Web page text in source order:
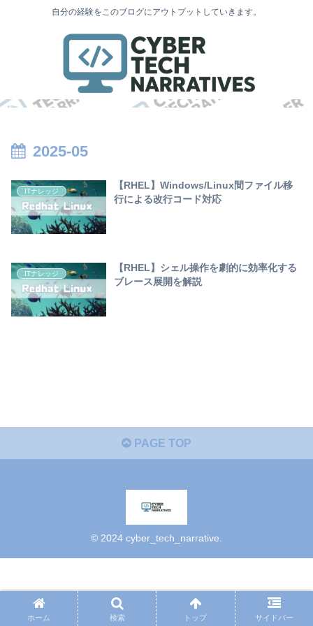
自分の経験をこのブログにアウトプットしていきます。
2025-05
ITナレッジ
【RHEL】Windows/Linux間ファイル移
行による改行コード対応
ITナレッジ
【RHEL】シェル操作を劇的に効率化する
ブレース展開を解説
PAGE TOP
© 2024 cyber_tech_narrative.
ホーム 検索 トップ サイドバー